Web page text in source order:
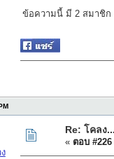
ข้อความนี้ มี 2 สมาชิ
Re: โคลง
« ตอบ #226